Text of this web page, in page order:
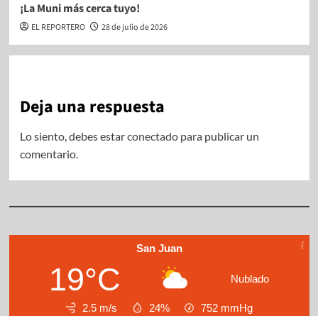
¡La Muni más cerca tuyo!
EL REPORTERO 28 de julio de 2026
Deja una respuesta
Lo siento, debes estarconectadopara publicar un
comentario.
San Juan
19°C Nublado
2.5 m/s 24% 752 mmHg